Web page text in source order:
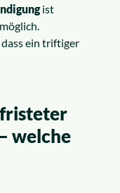
ist
ein triftiger
welche